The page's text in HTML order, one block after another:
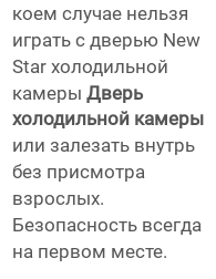
коем случае нельзя
играть с дверью New
Star холодильной
камеры Дверь
холодильной камеры
или залезать внутрь
без присмотра
взрослых.
Безопасность всегда
на первом месте.